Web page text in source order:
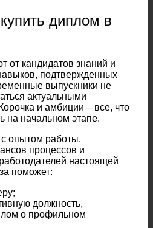
диплом в
от кандидатов знаний и
подтвержденных
выпускники не
актуальными
и амбиции – все, что
на начальном этапе.
опытом работы,
процессов и
настоящей
поможет:
должность,
о профильном